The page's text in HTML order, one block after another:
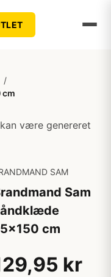
/
cm
være genereret
SAM
Sam
cm
kr